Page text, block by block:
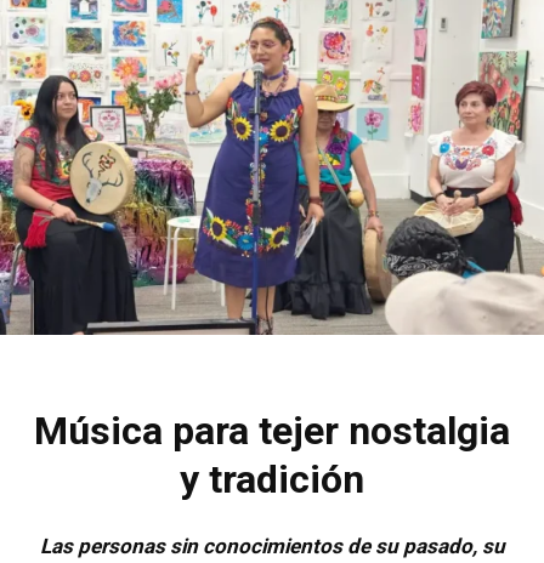
Música para tejer nostalgia
y tradición
Las personas sin conocimientos de su pasado, su